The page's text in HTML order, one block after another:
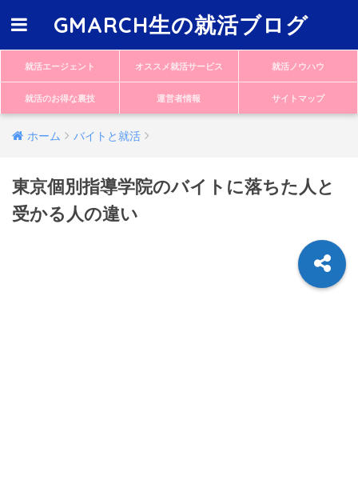
GMARCH生の就活ブログ
就活エージェント オススメ就活サービス 就活ノウハウ
就活のお得な裏技 運営者情報 サイトマップ
ホーム バイトと就活
東京個別指導学院のバイトに落ちた人と
受かる人の違い